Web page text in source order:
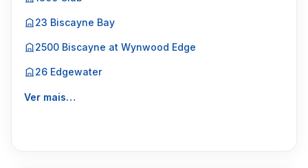
23 Biscayne Bay
2500 Biscayne at Wynwood Edge
26 Edgewater
Ver mais…